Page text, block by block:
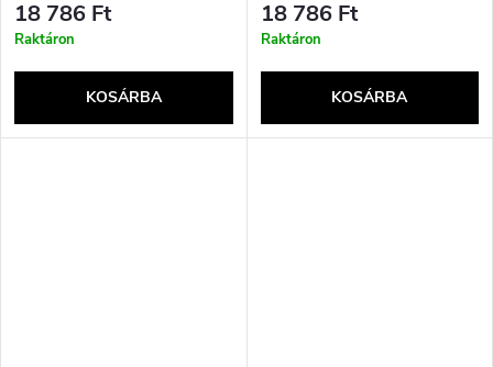
18 786 Ft
Raktáron
KOSÁRBA
18 786 Ft
Raktáron
KOSÁRBA